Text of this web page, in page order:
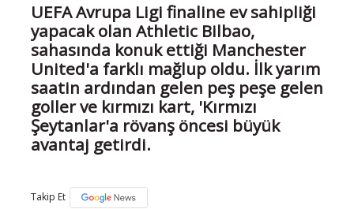
UEFA Avrupa Ligi finaline ev sahipliği
yapacak olan Athletic Bilbao,
sahasında konuk ettiği Manchester
United'a farklı mağlup oldu. İlk yarım
saatin ardından gelen peş peşe gelen
goller ve kırmızı kart, 'Kırmızı
Şeytanlar'a rövanş öncesi büyük
avantaj getirdi.
Takip Et